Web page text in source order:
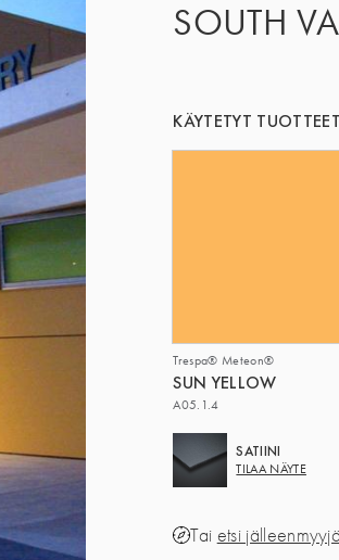
SOUTH
KÄYTETYT TUOTTEET
Trespa® Meteon®
SUN YELLOW
A05.1.4
SATIINI
TILAA NÄYTE
Tai etsi jälleenmyyjä